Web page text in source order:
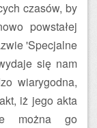
czasów, by
powstałej
'Specjalne
się nam
wiarygodna,
iż jego akta
można go